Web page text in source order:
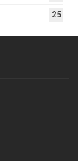
25